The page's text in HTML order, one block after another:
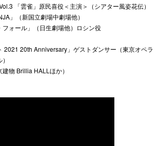
「雲雀」原民喜役＜主演＞（シアター風姿花伝）
」（新国立劇場中劇場他）
フォール」（日生劇場他）ロシン役
2021 20th Anniversary」ゲストダンサー（東京オペラ
物 Brillia HALLほか）